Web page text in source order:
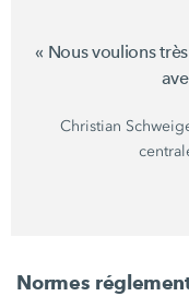
« Nousvoulions
Christian
Normes